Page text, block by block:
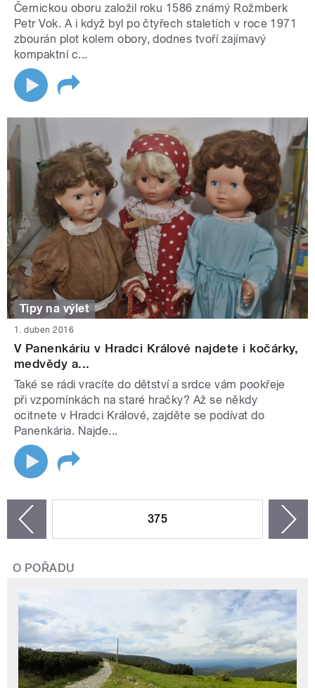
Černickou oboru založil roku 1586 známý Rožmberk
Petr Vok. A i když byl po čtyřech staletích v roce 1971
zbourán plot kolem obory, dodnes tvoří zajímavý
kompaktní c...
Tipy na výlet
1. duben 2016
V Panenkáriu v Hradci Králové najdete i kočárky,
medvědy a...
Také se rádi vracíte do dětství a srdce vám pookřeje
při vzpomínkách na staré hračky? Až se někdy
ocitnete v Hradci Králové, zajděte se podívat do
Panenkária. Najde...
375
O POŘADU